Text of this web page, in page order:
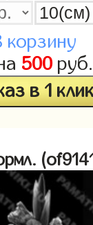
корзину
500руб.
в 1